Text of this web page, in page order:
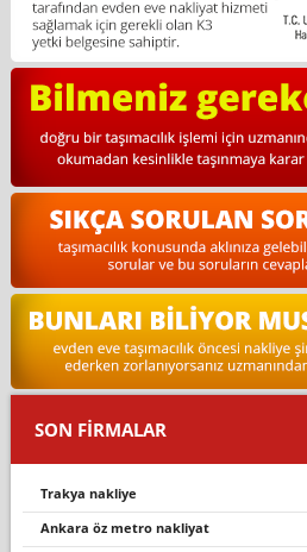
SON FİRMALAR
trakya nakli̇ye
ankara öz metro nakliyat